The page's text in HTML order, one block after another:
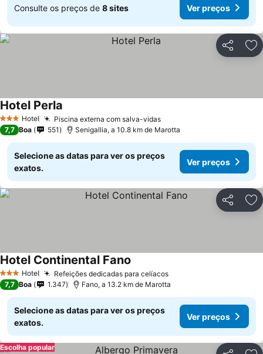
Consulte os preços de 8 sites Ver preços
Partilhar
3 EstrelasHotel Piscina externa com salva-vidasVer preços
Hotel Perla
7,7 Boa 551 Senigallia, a 10.8 km de Marotta
Selecione as datas para ver os preços
exatos.
Ver preços
Partilhar
3 EstrelasHotel Refeições dedicadas para celíacosVer preços
Hotel Continental Fano
7,7 Boa 1.347 Fano, a 13.2 km de Marotta
Selecione as datas para ver os preços
exatos.
Ver preços
Escolha popular